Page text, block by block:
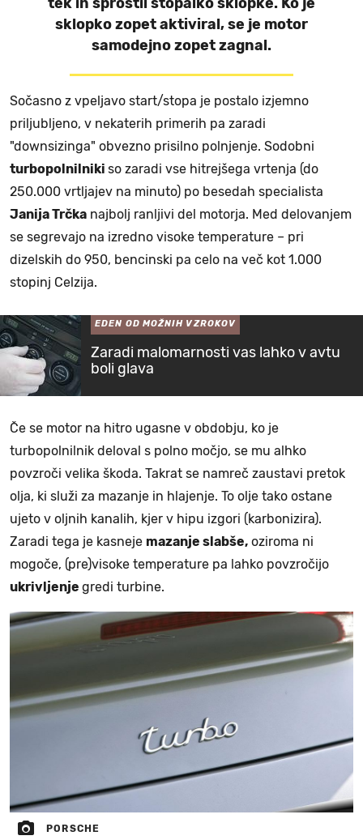
sklopko zopet aktiviral, se je motor
samodejno zopet zagnal.
Sočasno z vpeljavo start/stopa je postalo izjemno
priljubljeno, v nekaterih primerih pa zaradi
"downsizinga" obvezno prisilno polnjenje. Sodobni
turbopolnilniki so zaradi vse hitrejšega vrtenja (do
250.000 vrtljajev na minuto) po besedah specialista
Janija Trčka najbolj ranljivi del motorja. Med delovanjem
se segrevajo na izredno visoke temperature – pri
dizelskih do 950, bencinski pa celo na več kot 1.000
stopinj Celzija.
EDEN OD MOŽNIH VZROKOV
Zaradi malomarnosti vas lahko v avtu
boli glava
Če se motor na hitro ugasne v obdobju, ko je
turbopolnilnik deloval s polno močjo, se mu alhko
povzroči velika škoda. Takrat se namreč zaustavi pretok
olja, ki služi za mazanje in hlajenje. To olje tako ostane
ujeto v oljnih kanalih, kjer v hipu izgori (karbonizira).
Zaradi tega je kasneje mazanje slabše, oziroma ni
mogoče, (pre)visoke temperature pa lahko povzročijo
ukrivljenje gredi turbine.
PORSCHE